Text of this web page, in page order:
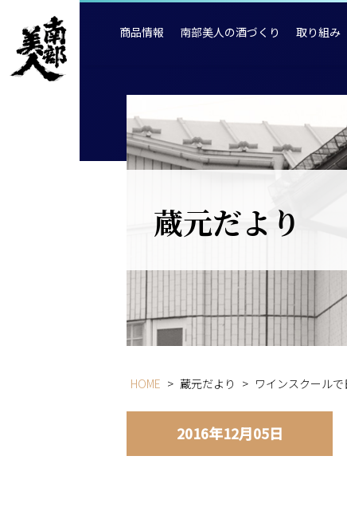
商品情報 南部美人の酒づくり 取り組み
蔵元だより
HOME > 蔵元だより > ワインスクール
2016年12月05日